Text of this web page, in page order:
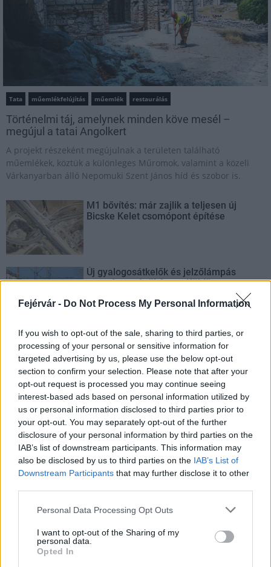
Fejérvár - Do Not Process My Personal Information
If you wish to opt-out of the sale, sharing to third parties, or
processing of your personal or sensitive information for
targeted advertising by us, please use the below opt-out
section to confirm your selection. Please note that after your
opt-out request is processed you may continue seeing
interest-based ads based on personal information utilized by
us or personal information disclosed to third parties prior to
your opt-out. You may separately opt-out of the further
disclosure of your personal information by third parties on the
IAB’s list of downstream participants. This information may
also be disclosed by us to third parties on the IAB’s List of
Downstream Participants that may further disclose it to other
Please note that this website/app uses one or more Google
not limited to your visit or usage behaviour. You may click to
grant or deny consent to Google and its third-party tags to
use your data for below specified purposes in below Google
Personal Data Processing Opt Outs
I want to opt-out of the Sharing of my
personal data.
Opted In
Tata műemlékfelújítás műemlék restaurálás
Történelmi táj, amelynek minden köve mesél –
megújul a tatai Angolkert
A projekt részeként megújulnak a területen található
műemlékek, köztük a különleges Műromok, valamint a közeli
Várkanyarban álló Nepomuki Szent János híd és szobor is.
M1 bővítés: már zajlik a teljesen új
Bicske Kelet csomópont építése
Új gyalogosátkelők és jelzőlámpás
csomópont épül Angyalföldön
Másfélszeresére bővítik
Hódmezővásárhely jó hírű református
iskoláját
Látványos építési szakasz indult be a
Flórián téri felüljárón